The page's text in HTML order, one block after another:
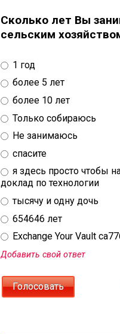
Сколько лет Вы
сельским
1 год
более 5 лет
более 10 лет
Только собираюсь
Не занимаюсь
спасите
я здесь просто чтобы
доклад по технологии
тысячу и одну дочь
654646 лет
Exchange Your Vault
Добавить свой ответ